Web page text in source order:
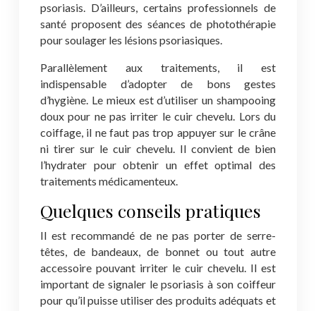
psoriasis. D’ailleurs, certains professionnels de
santé proposent des séances de photothérapie
pour soulager les lésions psoriasiques.
Parallèlement aux traitements, il est
indispensable d’adopter de bons gestes
d’hygiène. Le mieux est d’utiliser un shampooing
doux pour ne pas irriter le cuir chevelu. Lors du
coiffage, il ne faut pas trop appuyer sur le crâne
ni tirer sur le cuir chevelu. Il convient de bien
l’hydrater pour obtenir un effet optimal des
traitements médicamenteux.
Quelques conseils pratiques
Il est recommandé de ne pas porter de serre-
têtes, de bandeaux, de bonnet ou tout autre
accessoire pouvant irriter le cuir chevelu. Il est
important de signaler le psoriasis à son coiffeur
pour qu’il puisse utiliser des produits adéquats et